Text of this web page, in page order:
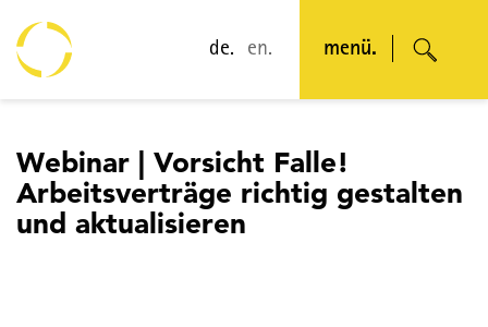
de. en. menü.
Webinar | Vorsicht Falle!
Arbeitsverträge richtig gestalten
und aktualisieren